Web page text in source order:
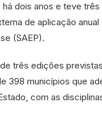
dois anos e teve
de aplicação
(SAEP).
três edições
398 municípios que
com as